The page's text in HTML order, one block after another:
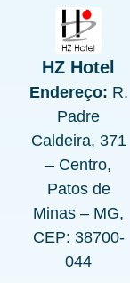
HZ Hotel
Endereço: R.
Padre
Caldeira, 371
– Centro,
Patos de
Minas – MG,
CEP: 38700-
044